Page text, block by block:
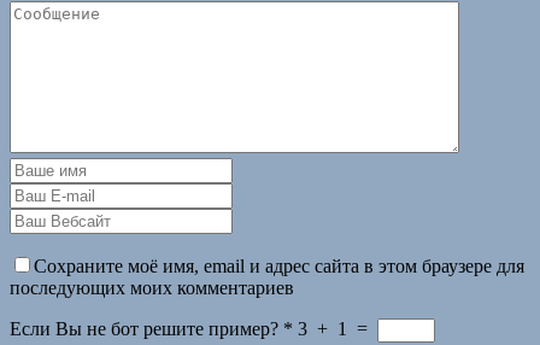
Сохраните моё имя, email и адрес сайта в этом браузере для
последующих моих комментариев
Если Вы не бот решите пример? * 3 + 1 =